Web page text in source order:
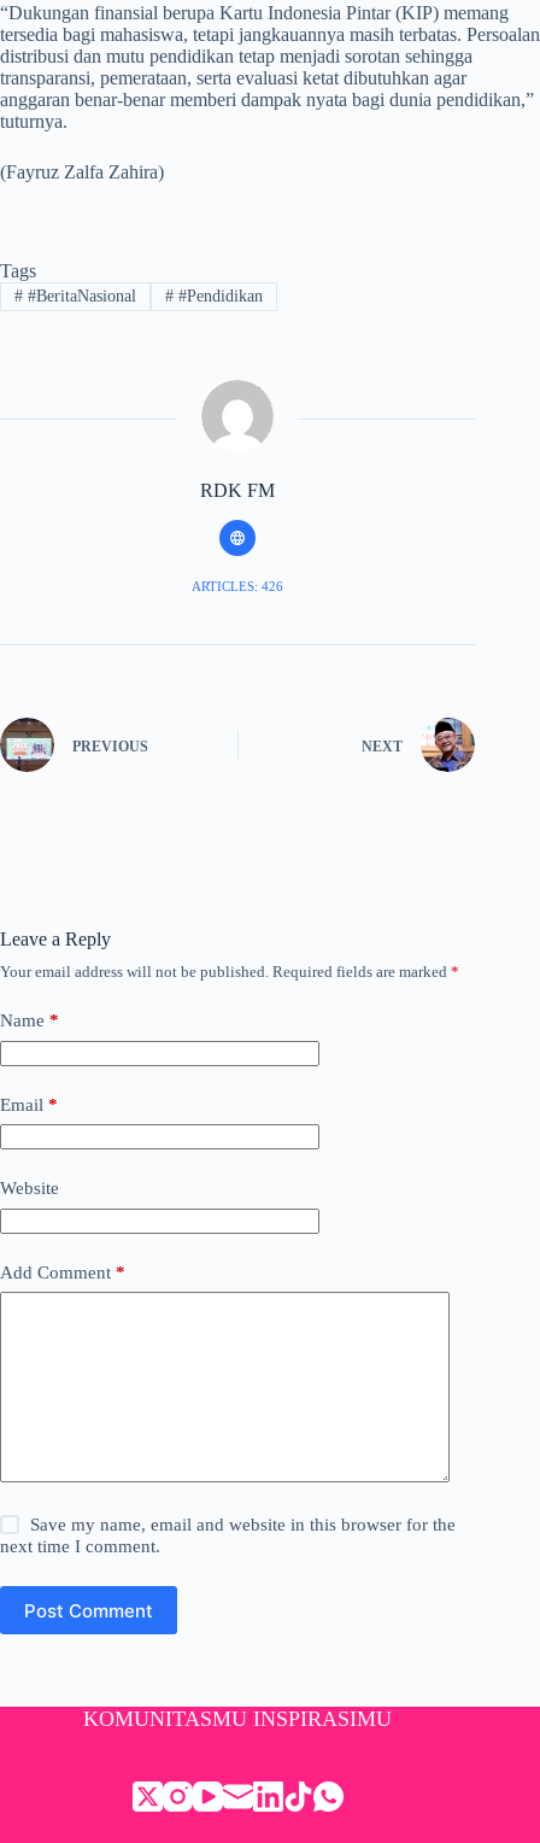
“Dukungan finansial berupa Kartu Indonesia Pintar (KIP) memang
tersedia bagi mahasiswa, tetapi jangkauannya masih terbatas. Persoalan
distribusi dan mutu pendidikan tetap menjadi sorotan sehingga
transparansi, pemerataan, serta evaluasi ketat dibutuhkan agar
anggaran benar-benar memberi dampak nyata bagi dunia pendidikan,”
tuturnya.
(Fayruz Zalfa Zahira)
Tags
##BeritaNasional ##Pendidikan
RDK FM
ARTICLES: 426
PREVIOUS NEXT
Leave a Reply
Your email address will not be published. Required fields are marked *
Name *
Email *
Website
Add Comment *
Save my name, email and website in this browser for the
next time I comment.
Post Comment
KOMUNITASMU INSPIRASIMU